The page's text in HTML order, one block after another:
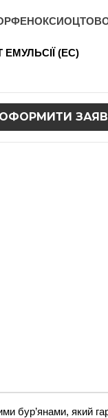
(EC)
ОФОРМИТИ
бур’янами, який